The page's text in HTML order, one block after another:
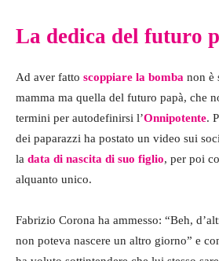
La dedica del futuro
Ad aver fatto scoppiare la bomba non è
mamma ma quella del futuro papà, che
termini per autodefinirsi l’Onnipotente.
dei paparazzi ha postato un video sui
la data di nascita di suo figlio, per poi
alquanto unico.
Fabrizio Corona ha ammesso: “Beh,
non poteva nascere un altro giorno” e